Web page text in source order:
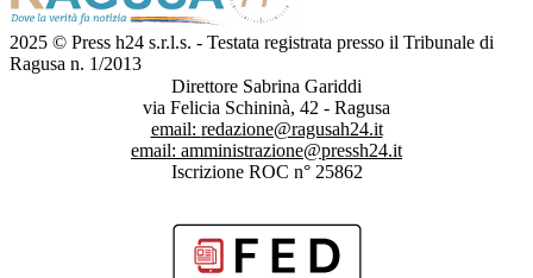
2025 © Press h24 s.r.l.s. - Testata registrata presso il Tribunale di
Ragusa n. 1/2013
Direttore Sabrina Gariddi
via Felicia Schininà, 42 - Ragusa
email: redazione@ragusah24.it
email: amministrazione@pressh24.it
Iscrizione ROC n° 25862